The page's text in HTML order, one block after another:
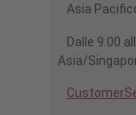
Asia
Dalle 9:00
Asia/